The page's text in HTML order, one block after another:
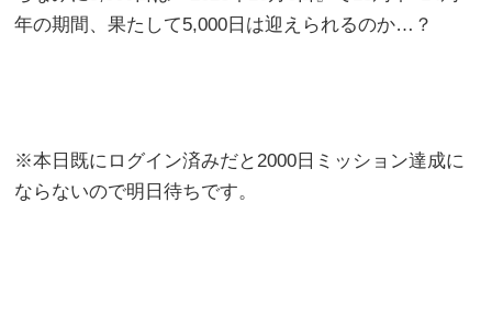
年の期間、果たして5,000日は迎えられるのか…？
※本日既にログイン済みだと2000日ミッション達成に
ならないので明日待ちです。